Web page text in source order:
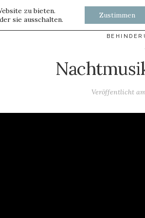
Veröffentlicht
zu bieten.
sie ausschalten. Zustimmen